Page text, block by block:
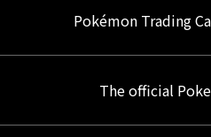
Pokémon Trading
The official